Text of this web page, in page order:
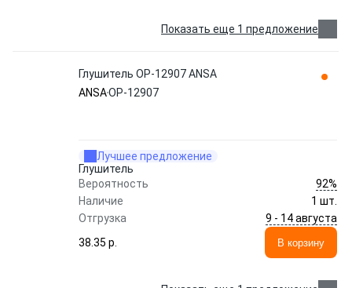
Показать еще 1 предложение
Глушитель OP-12907 ANSA
ANSAOP-12907
Лучшее предложение
Глушитель
Вероятность
92%
Наличие
1 шт.
Отгрузка
9 - 14 августа
38.35 p.
В корзину